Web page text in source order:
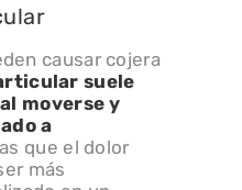
causar cojera
suele
moverse y
a
que el dolor
más